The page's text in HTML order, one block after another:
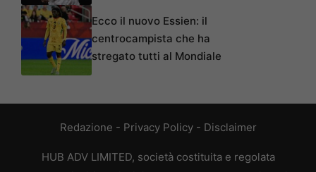
Ecco il nuovo Essien: il
centrocampista che ha
stregato tutti al Mondiale
Redazione - Privacy Policy- Disclaimer
HUB ADV LIMITED, società costituita e regolata